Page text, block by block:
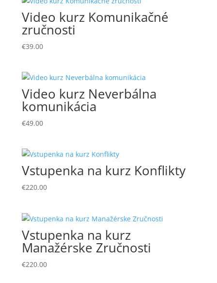
Video kurz Komunikačné
zručnosti
€39.00
Video kurz Neverbálna
komunikácia
€49.00
Vstupenka na kurz Konflikty
€220.00
Vstupenka na kurz
Manažérske Zručnosti
€220.00